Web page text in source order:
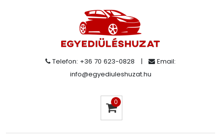
Telefon: +36 70 623-0828 |
Email:
info@egyediuleshuzat.hu
0